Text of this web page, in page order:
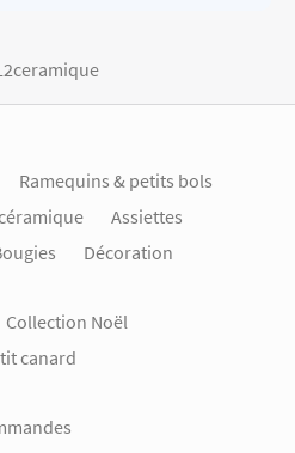
Ramequins & petits bols
Assiettes
Décoration
Collection Noël
canard